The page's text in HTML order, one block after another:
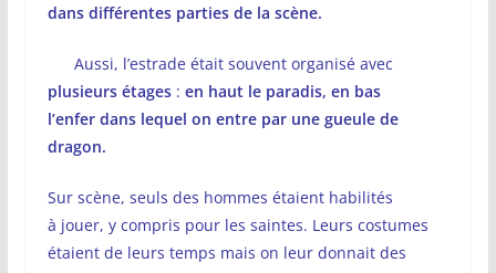
dans différentes parties de la scène.
Aussi, l’estrade était souvent organisé avec
plusieurs étages: en haut le paradis, en bas
l’enfer dans lequel on entre par une gueule de
dragon.
Sur scène, seuls des hommes étaient habilités
à jouer, y compris pour les saintes. Leurs costumes
étaient de leurs temps mais on leur donnait des